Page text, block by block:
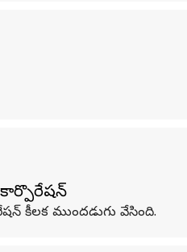
కార్పొరేషన్‌
కీలక ముందడుగు వేసింది.